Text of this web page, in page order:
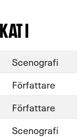
I
Scenografi
Författare
Författare
Scenografi